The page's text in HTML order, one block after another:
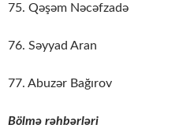
75. Qəşəm Nəcəfzadə
76. Səyyad Aran
77. Abuzər Bağırov
Bölmə rəhbərləri